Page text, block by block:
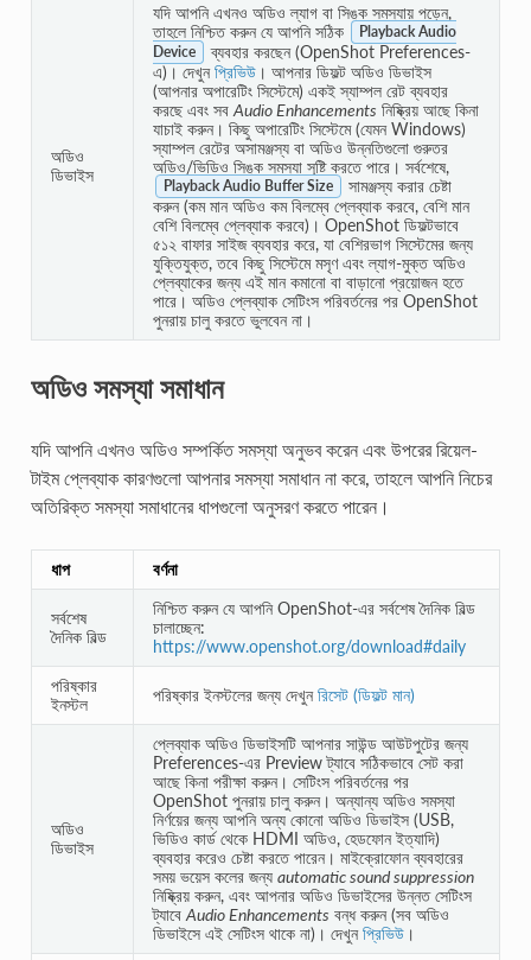
অডিও
ডিভাইস
যদি আপনি এখনও অডিও ল্যাগ বা সিঙ্ক সমস্যায় পড়েন,
তাহলে নিশ্চিত করুন যে আপনি সঠিক
Playback Audio
Device
ব্যবহার করছেন (OpenShot Preferences-
এ)। দেখুনপ্রিভিউ। আপনার ডিফল্ট অডিও ডিভাইস
(আপনার অপারেটিং সিস্টেমে) একই স্যাম্পল রেট ব্যবহার
করছে এবং সব Audio Enhancements নিষ্ক্রিয় আছে কিনা
যাচাই করুন। কিছু অপারেটিং সিস্টেমে (যেমন Windows)
স্যাম্পল রেটের অসামঞ্জস্য বা অডিও উন্নতিগুলো গুরুতর
অডিও/ভিডিও সিঙ্ক সমস্যা সৃষ্টি করতে পারে। সর্বশেষে,
Playback Audio Buffer Size
সামঞ্জস্য করার চেষ্টা
করুন (কম মান অডিও কম বিলম্বে প্লেব্যাক করবে, বেশি মান
বেশি বিলম্বে প্লেব্যাক করবে)। OpenShot ডিফল্টভাবে
৫১২ বাফার সাইজ ব্যবহার করে, যা বেশিরভাগ সিস্টেমের জন্য
যুক্তিযুক্ত, তবে কিছু সিস্টেমে মসৃণ এবং ল্যাগ-মুক্ত অডিও
প্লেব্যাকের জন্য এই মান কমানো বা বাড়ানো প্রয়োজন হতে
পারে। অডিও প্লেব্যাক সেটিংস পরিবর্তনের পর OpenShot
পুনরায় চালু করতে ভুলবেন না।
অডিও সমস্যা সমাধান
যদি আপনি এখনও অডিও সম্পর্কিত সমস্যা অনুভব করেন এবং উপরের রিয়েল-
টাইম প্লেব্যাক কারণগুলো আপনার সমস্যা সমাধান না করে, তাহলে আপনি নিচের
অতিরিক্ত সমস্যা সমাধানের ধাপগুলো অনুসরণ করতে পারেন।
ধাপ বর্ণনা
সর্বশেষ
দৈনিক বিল্ড
নিশ্চিত করুন যে আপনি OpenShot-এর সর্বশেষ দৈনিক বিল্ড
চালাচ্ছেন:
https://www.openshot.org/download#daily
পরিষ্কার
ইনস্টল
পরিষ্কার ইনস্টলের জন্য দেখুনরিসেট (ডিফল্ট মান)
অডিও
ডিভাইস
প্লেব্যাক অডিও ডিভাইসটি আপনার সাউন্ড আউটপুটের জন্য
Preferences-এর Preview ট্যাবে সঠিকভাবে সেট করা
আছে কিনা পরীক্ষা করুন। সেটিংস পরিবর্তনের পর
OpenShot পুনরায় চালু করুন। অন্যান্য অডিও সমস্যা
নির্ণয়ের জন্য আপনি অন্য কোনো অডিও ডিভাইস (USB,
ভিডিও কার্ড থেকে HDMI অডিও, হেডফোন ইত্যাদি)
ব্যবহার করেও চেষ্টা করতে পারেন। মাইক্রোফোন ব্যবহারের
সময় ভয়েস কলের জন্য automatic sound suppression
নিষ্ক্রিয় করুন, এবং আপনার অডিও ডিভাইসের উন্নত সেটিংস
ট্যাবে Audio Enhancements বন্ধ করুন (সব অডিও
ডিভাইসে এই সেটিংস থাকে না)। দেখুনপ্রিভিউ।